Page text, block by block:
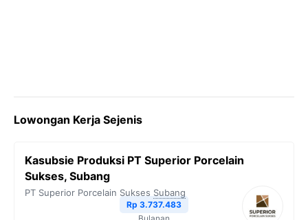
Lowongan Kerja Sejenis
Kasubsie Produksi PT Superior Porcelain
Sukses, Subang
PT Superior Porcelain Sukses Subang
Rp 3.737.483